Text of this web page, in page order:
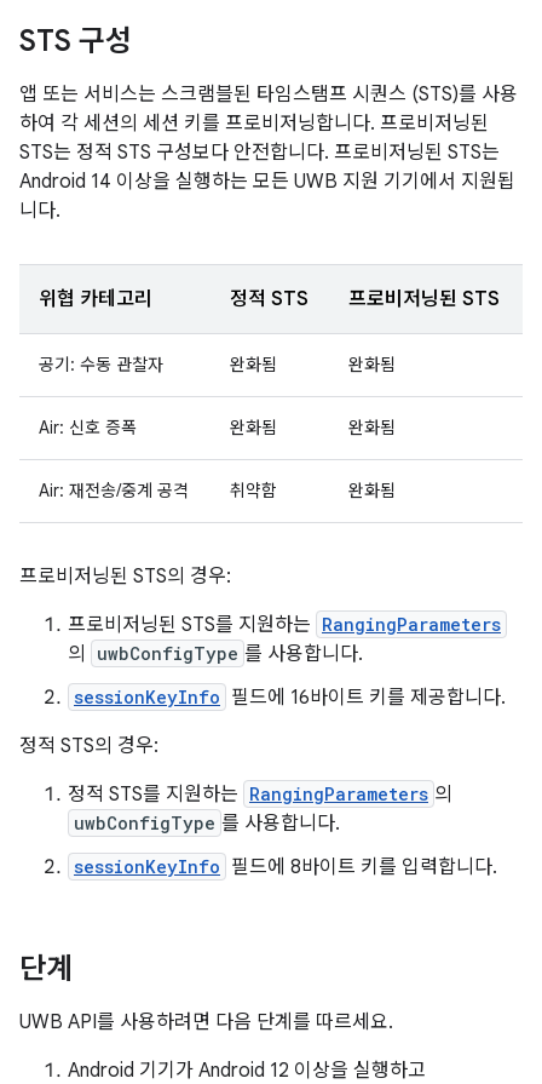
STS 구성
앱 또는 서비스는 스크램블된 타임스탬프 시퀀스 (STS)를 사용
하여 각 세션의 세션 키를 프로비저닝합니다. 프로비저닝된
STS는 정적 STS 구성보다 안전합니다. 프로비저닝된 STS는
Android 14 이상을 실행하는 모든 UWB 지원 기기에서 지원됩
니다.
위협 카테고리 정적 STS 프로비저닝된 STS
공기: 수동 관찰자 완화됨 완화됨
Air: 신호 증폭 완화됨 완화됨
Air: 재전송/중계 공격 취약함 완화됨
프로비저닝된 STS의 경우:
프로비저닝된 STS를 지원하는 RangingParameters
의 uwbConfigType 를 사용합니다.
sessionKeyInfo 필드에 16바이트 키를 제공합니다.
정적 STS의 경우:
정적 STS를 지원하는 RangingParameters 의
uwbConfigType 를 사용합니다.
sessionKeyInfo 필드에 8바이트 키를 입력합니다.
단계
UWB API를 사용하려면 다음 단계를 따르세요.
Android 기기가 Android 12 이상을 실행하고